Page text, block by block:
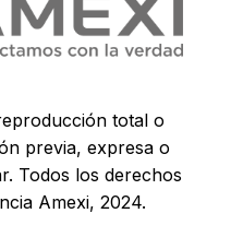
total o
previa, expresa o
Todos los derechos
Amexi, 2024.